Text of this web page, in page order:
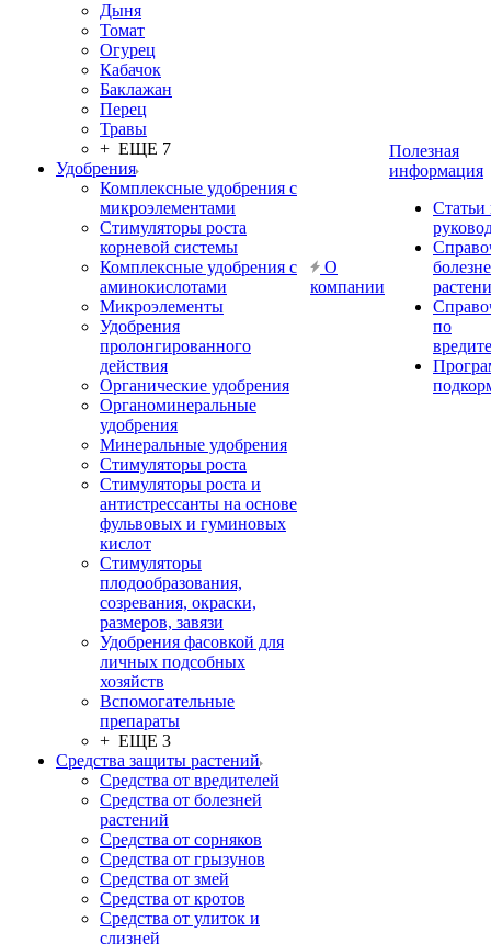
Дыня
Томат
Огурец
Кабачок
Баклажан
Перец
Травы
+ ЕЩЕ 7
Удобрения
Комплексные удобрения с
микроэлементами
Стимуляторы роста
корневой системы
Комплексные удобрения с
аминокислотами
Микроэлементы
Удобрения
пролонгированного
действия
Органические удобрения
Органоминеральные
удобрения
Минеральные удобрения
Стимуляторы роста
Стимуляторы роста и
антистрессанты на основе
фульвовых и гуминовых
кислот
Стимуляторы
плодообразования,
созревания, окраски,
размеров, завязи
Удобрения фасовкой для
личных подсобных
хозяйств
Вспомогательные
препараты
+ ЕЩЕ 3
Средства защиты растений
Средства от вредителей
Средства от болезней
растений
Средства от сорняков
Средства от грызунов
Средства от змей
Средства от кротов
Средства от улиток и
слизней
О
компании
Полезная
информация
Статьи
по